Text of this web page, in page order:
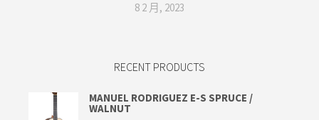
8 2 月, 2023
RECENT PRODUCTS
MANUEL RODRIGUEZ E-S SPRUCE /
WALNUT